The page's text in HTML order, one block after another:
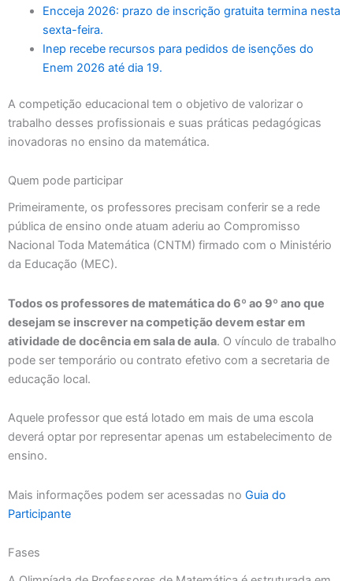
Encceja 2026: prazo de inscrição gratuita termina nesta
sexta-feira.
Inep recebe recursos para pedidos de isenções do
Enem 2026 até dia 19.
A competição educacional tem o objetivo de valorizar o
trabalho desses profissionais e suas práticas pedagógicas
inovadoras no ensino da matemática.
Quem pode participar
Primeiramente, os professores precisam conferir se a rede
pública de ensino onde atuam aderiu ao Compromisso
Nacional Toda Matemática (CNTM) firmado com o Ministério
da Educação (MEC).
Todos os professores de matemática do 6º ao 9º ano que
desejam se inscrever na competição devem estar em
atividade de docência em sala de aula. O vínculo de trabalho
pode ser temporário ou contrato efetivo com a secretaria de
educação local.
Aquele professor que está lotado em mais de uma escola
deverá optar por representar apenas um estabelecimento de
ensino.
Mais informações podem ser acessadas no Guia do
Participante
Fases